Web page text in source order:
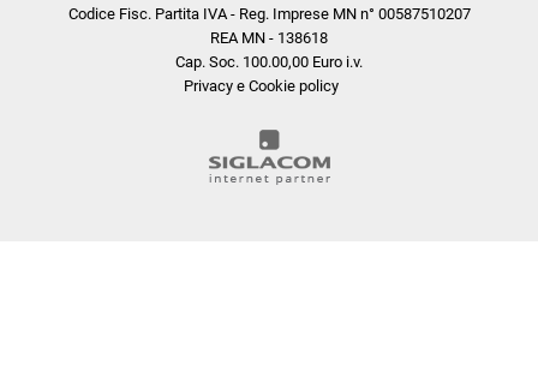
Codice Fisc. Partita IVA - Reg. Imprese MN n° 00587510207
REA MN - 138618
Cap. Soc. 100.00,00 Euro i.v.
Privacy e Cookie policy